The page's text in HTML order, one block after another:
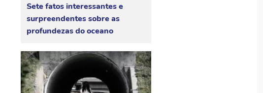
Sete fatos interessantes e
surpreendentes sobre as
profundezas do oceano